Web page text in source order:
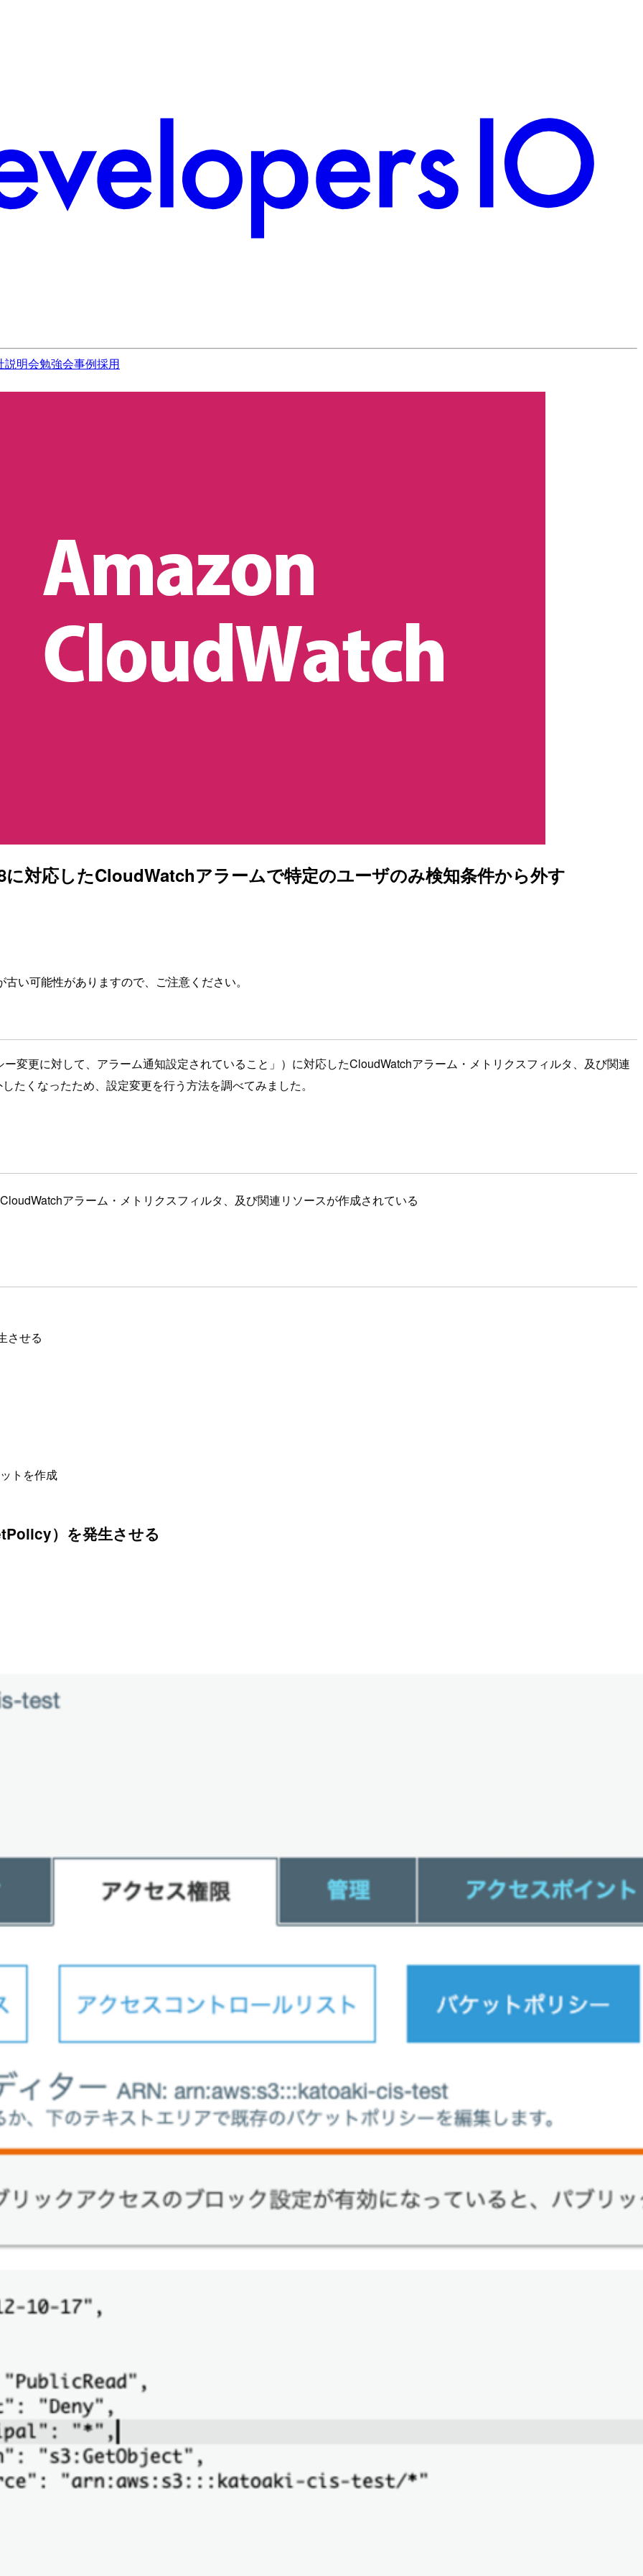
説明会勉強会事例採用
対応したCloudWatchアラームで特定のユーザのみ検知条件から外す
い可能性がありますので、ご注意ください。
変更に対して、アラーム通知設定されていること」）に対応したCloudWatchアラーム・メトリクスフィルタ、及び関連
たくなったため、設定変更を行う方法を調べてみました。
アラーム・メトリクスフィルタ、及び関連リソースが作成されている
させる
トを作成
）を発生させる